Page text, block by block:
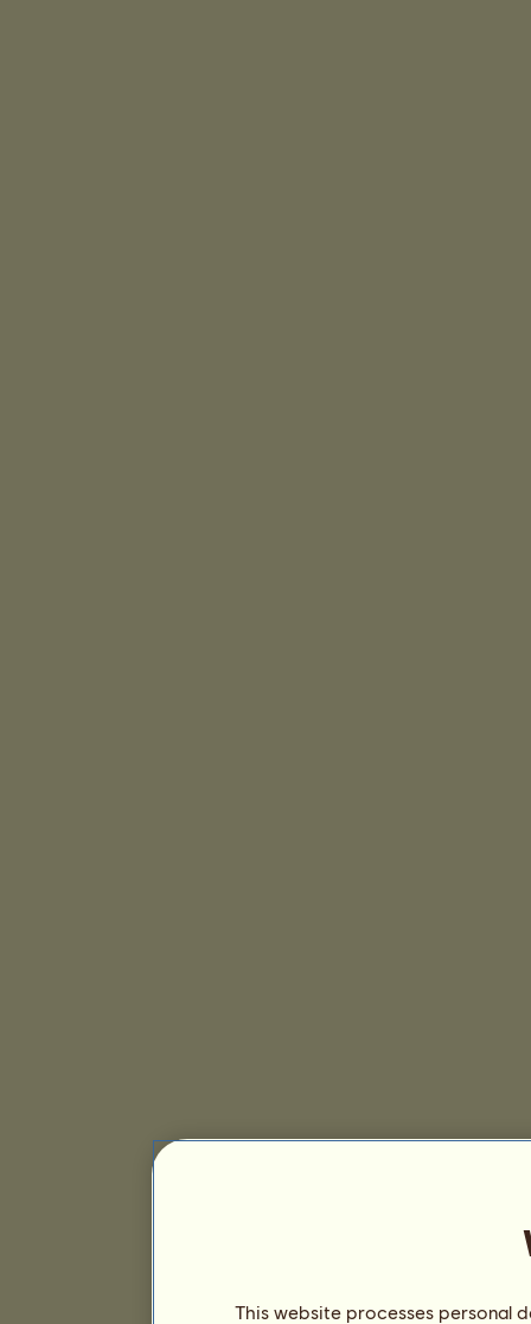
This website processes personal